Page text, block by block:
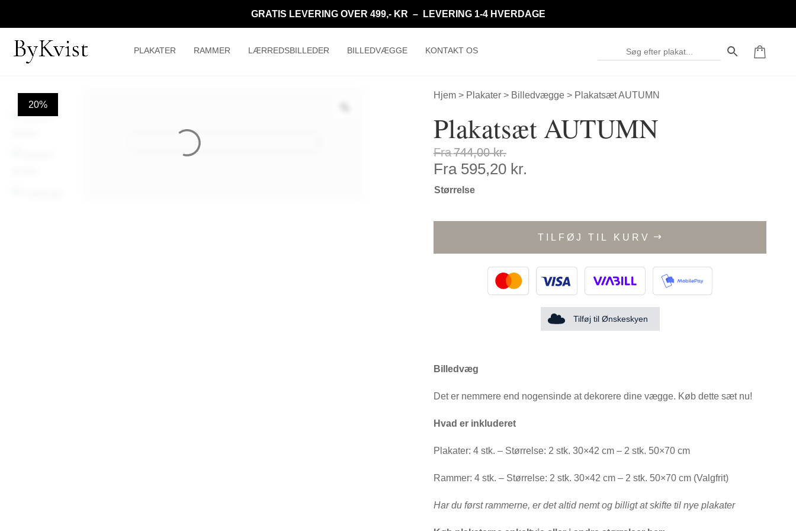
GRATIS LEVERING OVER 499,- KR – LEVERING 1-4 HVERDAGE
PLAKATER RAMMER LÆRREDSBILLEDER BILLEDVÆGGE KONTAKT OS
20%
Hjem > Plakater > Billedvægge > Plakatsæt AUTUMN
Plakatsæt AUTUMN
Fra744,00kr.
Fra 595,20 kr.
Størrelse
TILFØJ TIL KURV
Tilføj til Ønskeskyen
Billedvæg
Det er nemmere end nogensinde at dekorere dine vægge. Køb dette sæt nu!
Hvad er inkluderet
Plakater: 4 stk. – Størrelse: 2 stk. 30×42 cm – 2 stk. 50×70 cm
Rammer: 4 stk. – Størrelse: 2 stk. 30×42 cm – 2 stk. 50×70 cm (Valgfrit)
Har du først rammerne, er det altid nemt og billigt at skifte til nye plakater